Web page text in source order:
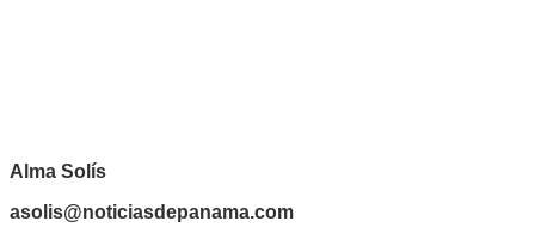
Alma Solís
asolis@noticiasdepanama.com